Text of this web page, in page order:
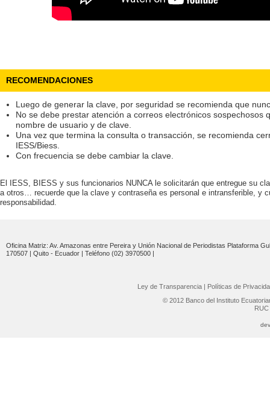
RECOMENDACIONES
Luego de generar la clave, por seguridad se recomienda que
No se debe prestar atención a correos electrónicos sospechosos
nombre de usuario y de clave.
Una vez que termina la consulta o transacción, se recomienda
IESS/Biess.
Con frecuencia se debe cambiar la clave.
El IESS, BIESS y sus funcionarios NUNCA le solicitarán que entregue su
a otros… recuerde que la clave y contraseña es personal e intransferible, y
responsabilidad.
Oficina Matriz: Av. Amazonas entre Pereira y Unión Nacional de Periodistas Plataforma
170507 | Quito - Ecuador | Teléfono (02) 3970500 |
Ley de Transparencia | Políticas de
© 2012 Banco del Instituto